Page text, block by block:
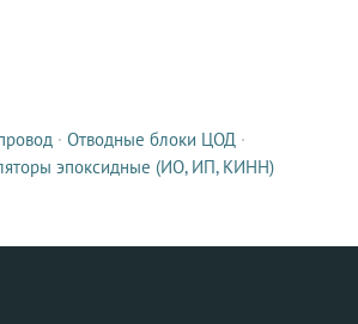
· Отводные блоки ЦОД ·
эпоксидные (ИО, ИП, КИНН)